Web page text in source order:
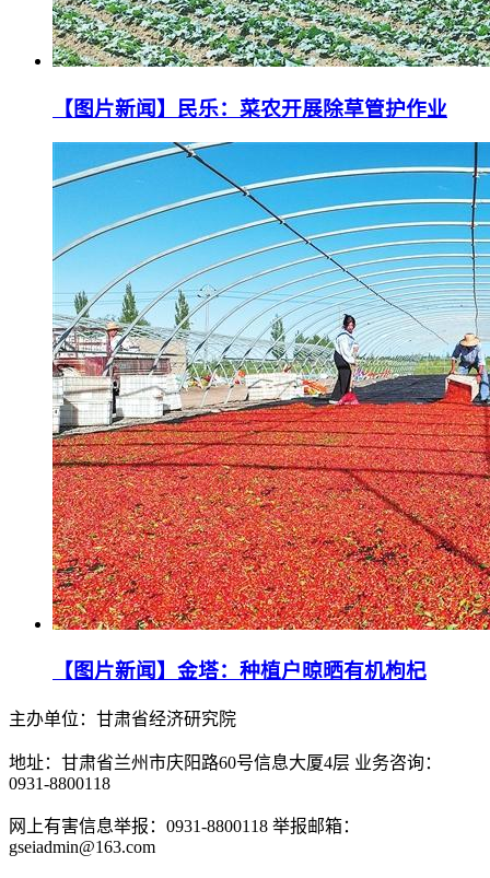
【图片新闻】民乐：菜农开展除草管护作业
【图片新闻】金塔：种植户晾晒有机枸杞
主办单位：甘肃省经济研究院
地址：甘肃省兰州市庆阳路60号信息大厦4层 业务咨询：
0931-8800118
网上有害信息举报：0931-8800118 举报邮箱：
gseiadmin@163.com